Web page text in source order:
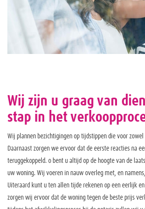
Wij zijn u graag van
stap in het
Wij plannen bezichtigingen op tijdstippen die voor
Daarnaast zorgen we ervoor dat de eerste reacties na
teruggekoppeld. o bent u altijd op de hoogte van de
uw woning. Wij voeren in nauw overleg met, en
Uiteraard kunt u ten allen tijde rekenen op een eerlijk
zorgen wij ervoor dat de woning tegen de beste prijs